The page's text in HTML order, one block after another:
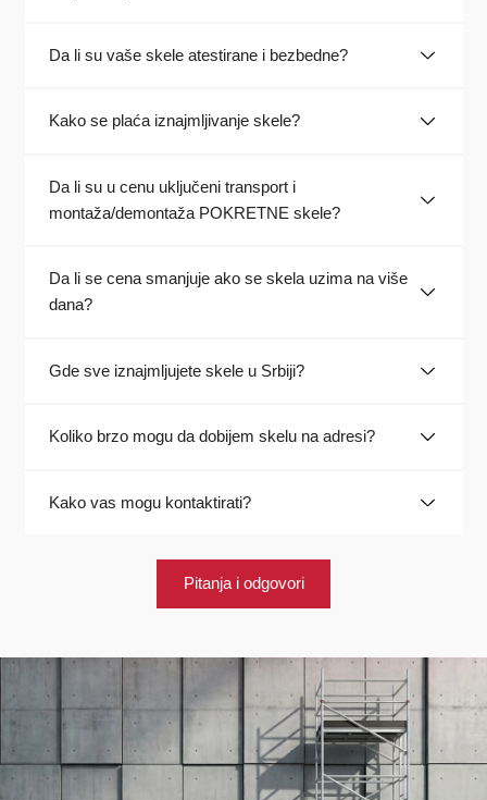
Da li su vaše skele atestirane i bezbedne?
Kako se plaća iznajmljivanje skele?
Da li su u cenu uključeni transport i
montaža/demontaža POKRETNE skele?
Da li se cena smanjuje ako se skela uzima na više
dana?
Gde sve iznajmljujete skele u Srbiji?
Koliko brzo mogu da dobijem skelu na adresi?
Kako vas mogu kontaktirati?
Pitanja i odgovori